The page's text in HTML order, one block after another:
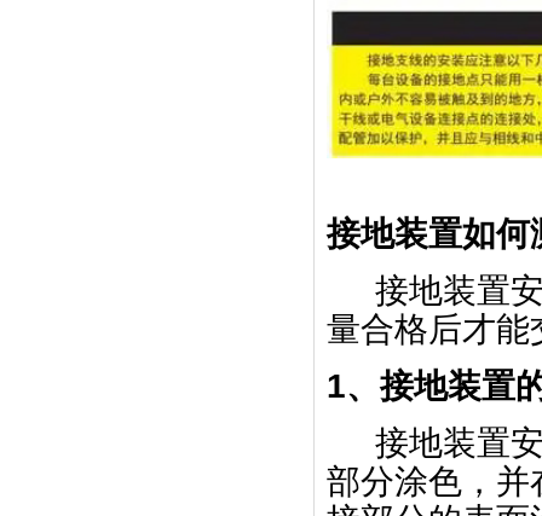
接地装置如何
接地装置
量合格后才能
1、接地装置
接地装置
部分涂色，并